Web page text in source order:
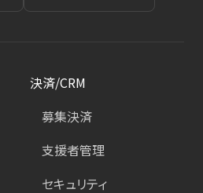
決済/CRM
募集決済
支援者管理
セキュリティ